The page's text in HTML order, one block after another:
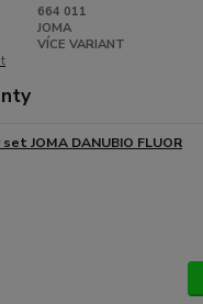
664 011
JOMA
VÍCE VARIANT
JOMA DANUBIO FLUOR